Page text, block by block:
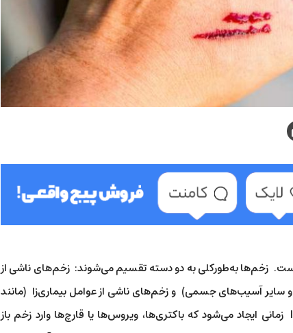
زخم‌ها به‌طورکلی به دو دسته تقسیم می‌شوند: زخم‌های ناشی از
سایر آسیب‌های جسمی) و زخم‌های ناشی از عوامل بیماری‌زا (مانند
عفونت‌ها و زخم‌های قرمز). Infected wound زمانی ایجاد می‌شود که باکتری‌ها، ویروس‌ها یا قارچ‌ها وارد زخم باز